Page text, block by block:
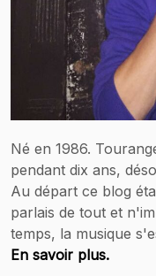
Né en 1986.
pendant dix ans,
Au départ ce blog
parlais de tout et
temps, la musique
En savoir plus.